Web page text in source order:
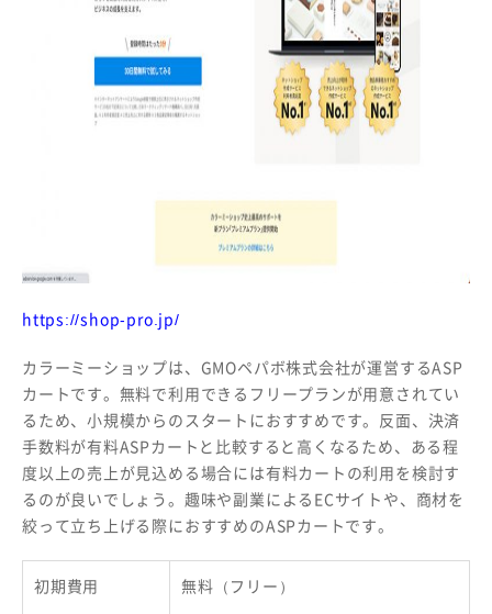
https://shop-pro.jp/
カラーミーショップは、GMOペパボ株式会社が運営するASP
カートです。無料で利用できるフリープランが用意されてい
るため、小規模からのスタートにおすすめです。反面、決済
手数料が有料ASPカートと比較すると高くなるため、ある程
度以上の売上が見込める場合には有料カートの利用を検討す
るのが良いでしょう。趣味や副業によるECサイトや、商材を
絞って立ち上げる際におすすめのASPカートです。
初期費用 無料（フリー）